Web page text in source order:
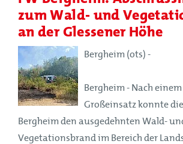
zum Wald- und
an der Glessener Höhe
Bergheim (ots) -
Bergheim - Nach
Großeinsatz konnte
Bergheim den ausgedehnten Wald-
Vegetationsbrand im Bereich der